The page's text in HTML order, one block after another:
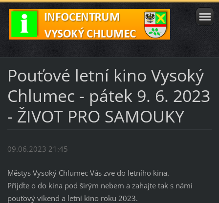
Pouťové letní kino Vysoký
Chlumec - pátek 9. 6. 2023
- ŽIVOT PRO SAMOUKY
09.06.2023 21:45
Městys Vysoký Chlumec Vás zve do letního kina.
Přijďte o do kina pod širým nebem a zahajte tak s námi
pouťový víkend a letní kino roku 2023.